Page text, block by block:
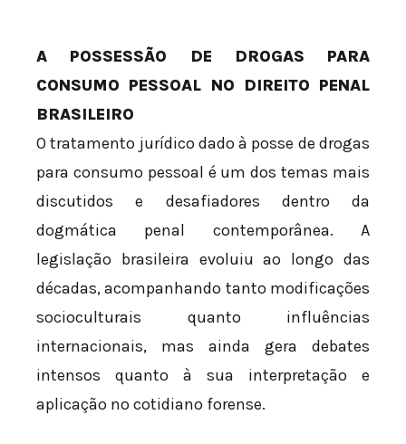
A POSSESSÃO DE DROGAS PARA
CONSUMO PESSOAL NO DIREITO PENAL
BRASILEIRO
O tratamento jurídico dado à posse de drogas
para consumo pessoal é um dos temas mais
discutidos e desafiadores dentro da
dogmática penal contemporânea. A
legislação brasileira evoluiu ao longo das
décadas, acompanhando tanto modificações
socioculturais quanto influências
internacionais, mas ainda gera debates
intensos quanto à sua interpretação e
aplicação no cotidiano forense.